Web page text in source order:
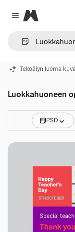
Close menu
Magnific
Tekoälyn luoma
Luokkahuoneen
PSD